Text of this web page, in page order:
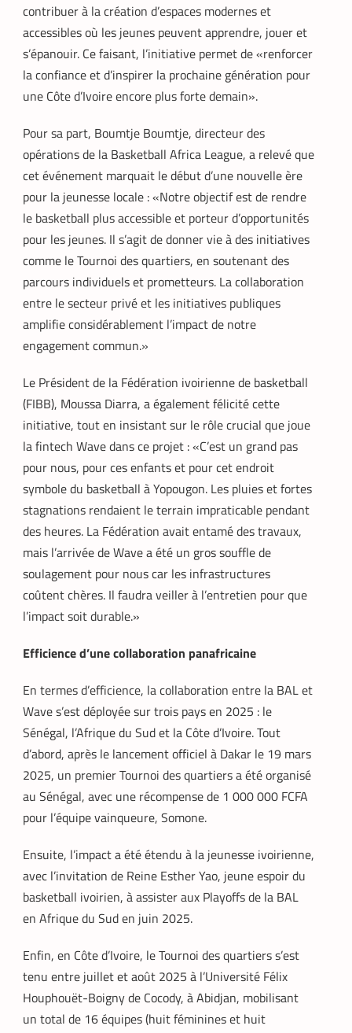
contribuer à la création d’espaces modernes et
accessibles où les jeunes peuvent apprendre, jouer et
s’épanouir. Ce faisant, l’initiative permet de «renforcer
la confiance et d’inspirer la prochaine génération pour
une Côte d’Ivoire encore plus forte demain».
Pour sa part, Boumtje Boumtje, directeur des
opérations de la Basketball Africa League, a relevé que
cet événement marquait le début d’une nouvelle ère
pour la jeunesse locale : «Notre objectif est de rendre
le basketball plus accessible et porteur d’opportunités
pour les jeunes. Il s’agit de donner vie à des initiatives
comme le Tournoi des quartiers, en soutenant des
parcours individuels et prometteurs. La collaboration
entre le secteur privé et les initiatives publiques
amplifie considérablement l’impact de notre
engagement commun.»
Le Président de la Fédération ivoirienne de basketball
(FIBB), Moussa Diarra, a également félicité cette
initiative, tout en insistant sur le rôle crucial que joue
la fintech Wave dans ce projet : «C’est un grand pas
pour nous, pour ces enfants et pour cet endroit
symbole du basketball à Yopougon. Les pluies et fortes
stagnations rendaient le terrain impraticable pendant
des heures. La Fédération avait entamé des travaux,
mais l’arrivée de Wave a été un gros souffle de
soulagement pour nous car les infrastructures
coûtent chères. Il faudra veiller à l’entretien pour que
l’impact soit durable.»
Efficience d’une collaboration panafricaine
En termes d’efficience, la collaboration entre la BAL et
Wave s’est déployée sur trois pays en 2025 : le
Sénégal, l’Afrique du Sud et la Côte d’Ivoire. Tout
d’abord, après le lancement officiel à Dakar le 19 mars
2025, un premier Tournoi des quartiers a été organisé
au Sénégal, avec une récompense de 1 000 000 FCFA
pour l’équipe vainqueure, Somone.
Ensuite, l’impact a été étendu à la jeunesse ivoirienne,
avec l’invitation de Reine Esther Yao, jeune espoir du
basketball ivoirien, à assister aux Playoffs de la BAL
en Afrique du Sud en juin 2025.
Enfin, en Côte d’Ivoire, le Tournoi des quartiers s’est
tenu entre juillet et août 2025 à l’Université Félix
Houphouët-Boigny de Cocody, à Abidjan, mobilisant
un total de 16 équipes (huit féminines et huit
FINTECH
TECH AFRIQUE
Mobile money, cryptomonnaie : PayPal
abat deux cartes maîtresses pour
s’imposer en Afrique